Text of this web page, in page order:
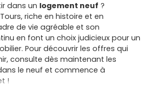
dans un logement neuf ?
riche en histoire et en
de vie agréable et son
en font un choix judicieux pour un
Pour découvrir les offres qui
consulte dès maintenant les
le neuf et commence à
!